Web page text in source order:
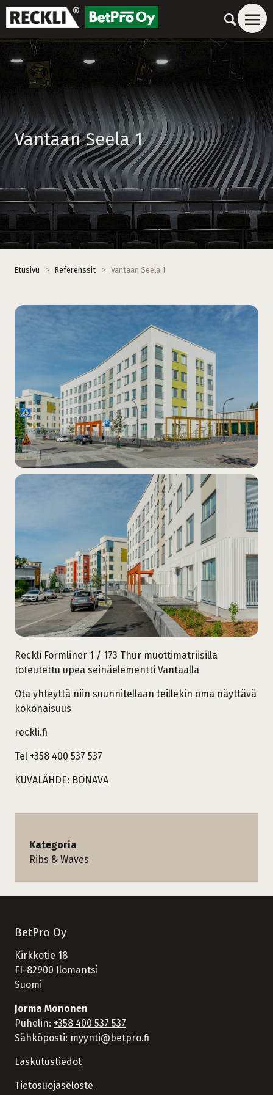
Vantaan Seela 1
Etusivu > Referenssit > Vantaan Seela 1
Reckli Formliner 1 / 173 Thur muottimatriisilla
toteutettu upea seinäelementti Vantaalla
Ota yhteyttä niin suunnitellaan teillekin oma näyttävä
kokonaisuus
reckli.fi
Tel +358 400 537 537
KUVALÄHDE: BONAVA
Kategoria
Ribs & Waves
BetPro Oy
Kirkkotie 18
FI-82900 Ilomantsi
Suomi
Jorma Mononen
Puhelin: +358 400 537 537
Sähköposti: myynti@betpro.fi
Laskutustiedot
Tietosuojaseloste